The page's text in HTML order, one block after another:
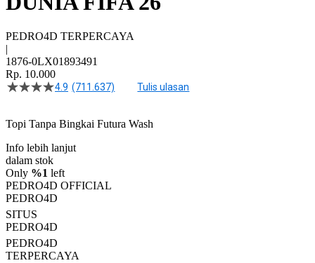
PEDRO4D TERPERCAYA
|
1876-0LX01893491
Rp. 10.000
4.5
bintang,
rating
rata-
rata.
Read
13
Reviews.
Tautan
halaman
yang
sama.
4.9 (711.637) Tulis ulasan
Topi Tanpa Bingkai Futura Wash
Info lebih lanjut
dalam stok
Only %1 left
PEDRO4D OFFICIAL
PEDRO4D
SITUS
PEDRO4D
PEDRO4D
TERPERCAYA